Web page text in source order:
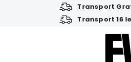
Transport
Transport 16